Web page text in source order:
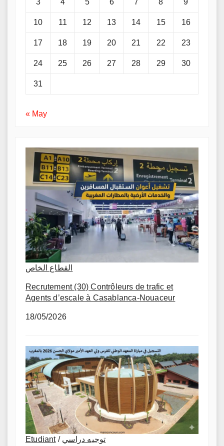
10 11 12 13 14 15 16
17 18 19 20 21 22 23
24 25 26 27 28 29 30
31
« May
القطاع الخاص
Recrutement (30) Contrôleurs de trafic et
Agents d’escale à Casablanca-Nouaceur
18/05/2026
Etudiant/ توجيه دراسي